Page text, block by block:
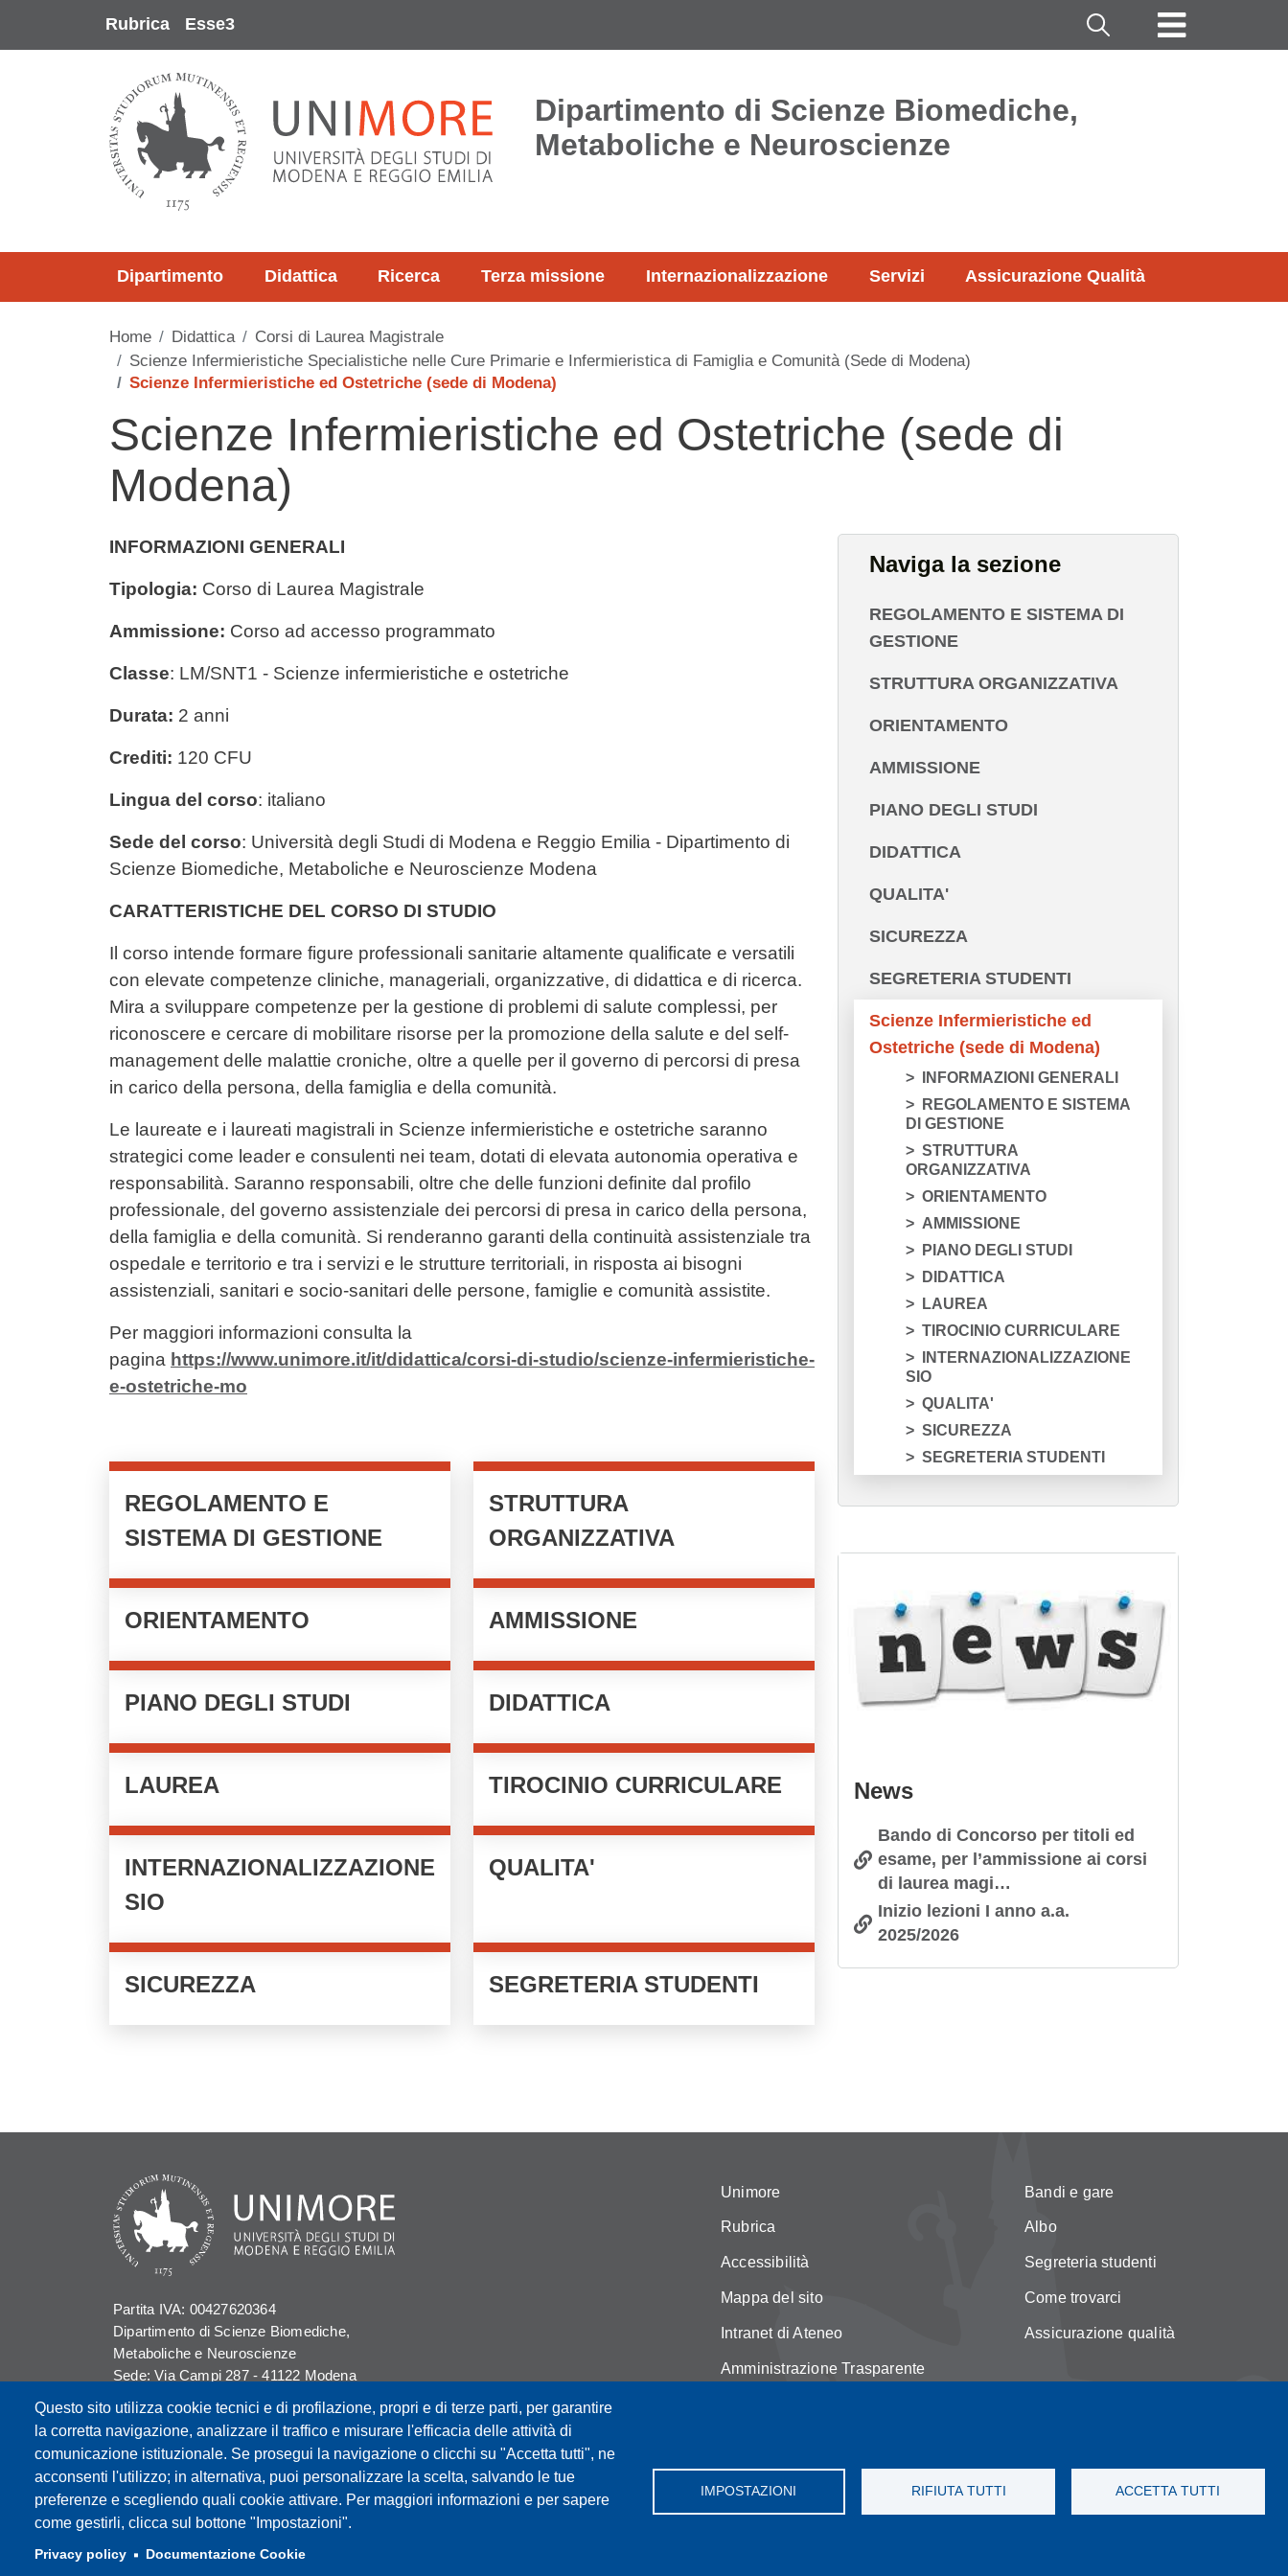
Rubrica Esse3 Cerca
Dipartimento di Scienze Biomediche,
Metaboliche e Neuroscienze
Dipartimento Didattica Ricerca Terza missione Internazionalizzazione Servizi Assicurazione Qualità
Home Didattica
Corsi di Laurea Magistrale
Scienze Infermieristiche Specialistiche nelle Cure Primarie e Infermieristica di Famiglia e Comunità (Sede di Modena)
Scienze Infermieristiche ed Ostetriche (sede di Modena)
Scienze Infermieristiche ed Ostetriche (sede di
Modena)
Contenuto
INFORMAZIONI GENERALI
Tipologia: Corso di Laurea Magistrale
Ammissione: Corso ad accesso programmato
Classe: LM/SNT1 - Scienze infermieristiche e ostetriche
Durata: 2 anni
Crediti: 120 CFU
Lingua del corso: italiano
Sede del corso: Università degli Studi di Modena e Reggio Emilia - Dipartimento di
Scienze Biomediche, Metaboliche e Neuroscienze Modena
CARATTERISTICHE DEL CORSO DI STUDIO
Il corso intende formare figure professionali sanitarie altamente qualificate e versatili
con elevate competenze cliniche, manageriali, organizzative, di didattica e di ricerca.
Mira a sviluppare competenze per la gestione di problemi di salute complessi, per
riconoscere e cercare di mobilitare risorse per la promozione della salute e del self-
management delle malattie croniche, oltre a quelle per il governo di percorsi di presa
in carico della persona, della famiglia e della comunità.
Le laureate e i laureati magistrali in Scienze infermieristiche e ostetriche saranno
strategici come leader e consulenti nei team, dotati di elevata autonomia operativa e
responsabilità. Saranno responsabili, oltre che delle funzioni definite dal profilo
professionale, del governo assistenziale dei percorsi di presa in carico della persona,
della famiglia e della comunità. Si renderanno garanti della continuità assistenziale tra
ospedale e territorio e tra i servizi e le strutture territoriali, in risposta ai bisogni
assistenziali, sanitari e socio-sanitari delle persone, famiglie e comunità assistite.
Per maggiori informazioni consulta la
pagina https://www.unimore.it/it/didattica/corsi-di-studio/scienze-infermieristiche-
e-ostetriche-mo
Cards cliccabili
REGOLAMENTO E
SISTEMA DI GESTIONE
STRUTTURA
ORGANIZZATIVA
ORIENTAMENTO AMMISSIONE
PIANO DEGLI STUDI DIDATTICA
LAUREA TIROCINIO CURRICULARE
INTERNAZIONALIZZAZIONE
SIO
QUALITA'
SICUREZZA SEGRETERIA STUDENTI
Naviga la sezione
REGOLAMENTO E SISTEMA DI
GESTIONE
STRUTTURA ORGANIZZATIVA
ORIENTAMENTO
AMMISSIONE
PIANO DEGLI STUDI
DIDATTICA
QUALITA'
SICUREZZA
SEGRETERIA STUDENTI
Scienze Infermieristiche ed
Ostetriche (sede di Modena)
INFORMAZIONI GENERALI
REGOLAMENTO E SISTEMA
DI GESTIONE
STRUTTURA
ORGANIZZATIVA
ORIENTAMENTO
AMMISSIONE
PIANO DEGLI STUDI
DIDATTICA
LAUREA
TIROCINIO CURRICULARE
INTERNAZIONALIZZAZIONE
SIO
QUALITA'
SICUREZZA
SEGRETERIA STUDENTI
News
Bando di Concorso per titoli ed
esame, per l’ammissione ai corsi
di laurea magi…
Inizio lezioni I anno a.a.
2025/2026
Questo sito utilizza cookie tecnici e di profilazione, propri e di terze parti, per garantire
la corretta navigazione, analizzare il traffico e misurare l'efficacia delle attività di
comunicazione istituzionale. Se prosegui la navigazione o clicchi su "Accetta tutti", ne
acconsenti l'utilizzo; in alternativa, puoi personalizzare la scelta, salvando le tue
preferenze e scegliendo quali cookie attivare. Per maggiori informazioni e per sapere
come gestirli, clicca sul bottone "Impostazioni".
Privacy policy Documentazione Cookie
IMPOSTAZIONI RIFIUTA TUTTI ACCETTA TUTTI
Partita IVA: 00427620364
Dipartimento di Scienze Biomediche,
Metaboliche e Neuroscienze
Sede: Via Campi 287 - 41122 Modena
PEC: dipbmn@pec.unimore.it
Tel: 059 2055087
Unimore
Rubrica
Accessibilità
Mappa del sito
Intranet di Ateneo
Amministrazione Trasparente
Cambia idea sui cookie
Bandi e gare
Albo
Segreteria studenti
Come trovarci
Assicurazione qualità